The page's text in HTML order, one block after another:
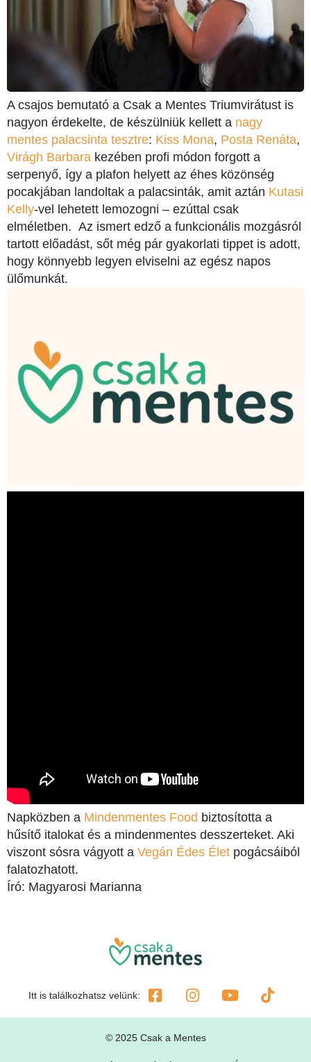
A csajos bemutató a Csak a Mentes Triumvirátust is
nagyon érdekelte, de készülniük kellett a nagy
mentes palacsinta tesztre: Kiss Mona, Posta Renáta,
Virágh Barbara kezében profi módon forgott a
serpenyő, így a plafon helyett az éhes közönség
pocakjában landoltak a palacsinták, amit aztán Kutasi
Kelly-vel lehetett lemozogni – ezúttal csak
elméletben. Az ismert edző a funkcionális mozgásról
tartott előadást, sőt még pár gyakorlati tippet is adott,
hogy könnyebb legyen elviselni az egész napos
ülőmunkát.
Napközben a Mindenmentes Food biztosította a
hűsítő italokat és a mindenmentes desszerteket. Aki
viszont sósra vágyott a Vegán Édes Élet pogácsáiból
falatozhatott.
Író: Magyarosi Marianna
Itt is találkozhatsz velünk:
© 2025 Csak a Mentes